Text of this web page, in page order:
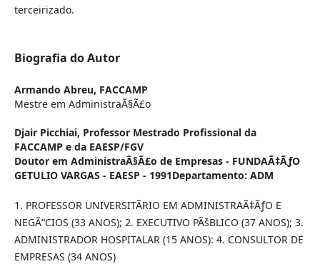
terceirizado.
Biografia do Autor
Armando Abreu, FACCAMP
Mestre em AdministraÃ§Ã£o
Djair Picchiai, Professor Mestrado Profissional da
FACCAMP e da EAESP/FGV
Doutor em AdministraÃ§Ã£o de Empresas - FUNDAÃ‡ÃƒO
GETULIO VARGAS - EAESP - 1991Departamento: ADM
1. PROFESSOR UNIVERSITÃRIO EM ADMINISTRAÃ‡ÃƒO E
NEGÃ“CIOS (33 ANOS); 2. EXECUTIVO PÃšBLICO (37 ANOS); 3.
ADMINISTRADOR HOSPITALAR (15 ANOS): 4. CONSULTOR DE
EMPRESAS (34 ANOS)